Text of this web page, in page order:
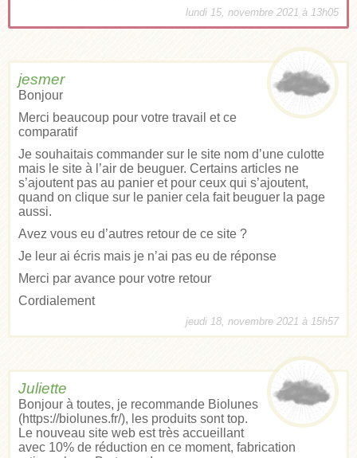
lundi 15, novembre 2021 à 13h05
jesmer
Bonjour
Merci beaucoup pour votre travail et ce
comparatif
Je souhaitais commander sur le site nom d’une culotte
mais le site à l’air de beuguer. Certains articles ne
s’ajoutent pas au panier et pour ceux qui s’ajoutent,
quand on clique sur le panier cela fait beuguer la page
aussi.
Avez vous eu d’autres retour de ce site ?
Je leur ai écris mais je n’ai pas eu de réponse
Merci par avance pour votre retour
Cordialement
jeudi 18, novembre 2021 à 15h57
Juliette
Bonjour à toutes, je recommande Biolunes
(https://biolunes.fr/), les produits sont top.
Le nouveau site web est très accueillant
avec 10% de réduction en ce moment, fabrication